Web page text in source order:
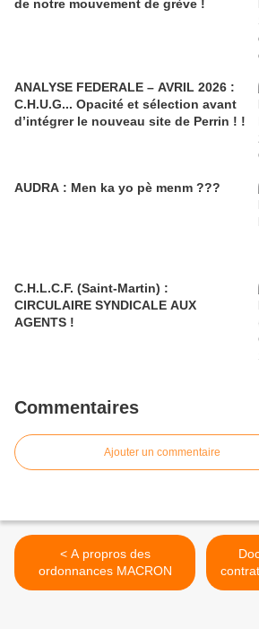
de notre mouvement de grève !
ANALYSE FEDERALE – AVRIL 2026 :
C.H.U.G... Opacité et sélection avant
d’intégrer le nouveau site de Perrin ! !
AUDRA : Men ka yo pè menm ???
C.H.L.C.F. (Saint-Martin) :
CIRCULAIRE SYNDICALE AUX
AGENTS !
Commentaires
Ajouter un commentaire
< A propros des
ordonnances MACRON